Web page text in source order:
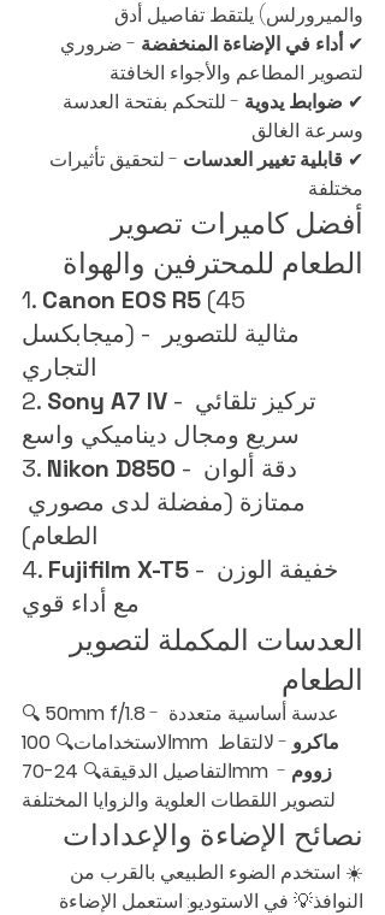
والميرورلس) يلتقط تفاصيل أدق
✔ أداء في الإضاءة المنخفضة - ضروري
لتصوير المطاعم والأجواء الخافتة
✔ ضوابط يدوية - للتحكم بفتحة العدسة
وسرعة الغالق
✔ قابلية تغيير العدسات - لتحقيق تأثيرات
مختلفة
أفضل كاميرات تصوير
الطعام للمحترفين والهواة
1. Canon EOS R5 (45
ميجابكسل) - مثالية للتصوير
التجاري
2. Sony A7 IV - تركيز تلقائي
سريع ومجال ديناميكي واسع
3. Nikon D850 - دقة ألوان
ممتازة (مفضلة لدى مصوري
الطعام)
4. Fujifilm X-T5 - خفيفة الوزن
مع أداء قوي
العدسات المكملة لتصوير
الطعام
🔍 50mm f/1.8 - عدسة أساسية متعددة
الاستخدامات🔍
100mm ماكرو - لالتقاط
التفاصيل الدقيقة🔍
24-70mm زووم -
لتصوير اللقطات العلوية والزوايا المختلفة
نصائح الإضاءة والإعدادات
☀️ استخدم الضوء الطبيعي بالقرب من
النوافذ💡 في الاستوديو: استعمل الإضاءة